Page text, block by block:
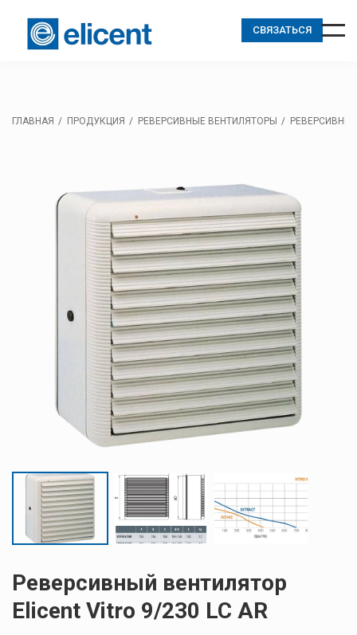
СВЯЗАТЬСЯ
ГЛАВНАЯ ПРОДУКЦИЯ РЕВЕРСИВНЫЕ ВЕНТИЛЯТОРЫ РЕВЕРСИВНЫЙ
Реверсивный вентилятор
Elicent Vitro 9/230 LC AR